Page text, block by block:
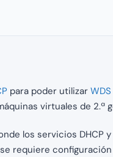
para poder utilizar WDS
virtuales de 2.ª
los servicios DHCP
requiere